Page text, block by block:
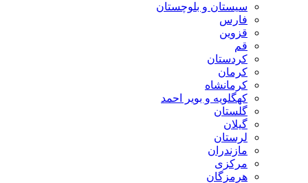
سیستان و بلوچستان
فارس
قزوین
قم
کردستان
کرمان
کرمانشاه
کهگلویه و بویر احمد
گلستان
گیلان
لرستان
مازندران
مرکزی
هرمزگان